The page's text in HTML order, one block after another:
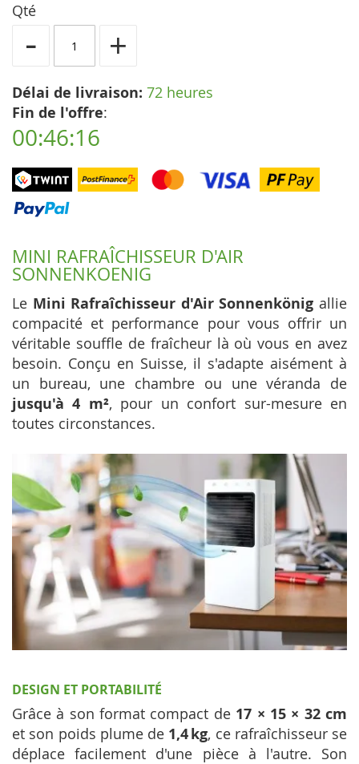
Qté
- +
Délai de livraison: 72 heures
Fin de l'offre:
00:46:16
MINI RAFRAÎCHISSEUR D'AIR
SONNENKOENIG
Le Mini Rafraîchisseur d'Air Sonnenkönig allie
compacité et performance pour vous offrir un
véritable souffle de fraîcheur là où vous en avez
besoin. Conçu en Suisse, il s'adapte aisément à
un bureau, une chambre ou une véranda de
jusqu'à 4 m², pour un confort sur-mesure en
toutes circonstances.
DESIGN ET PORTABILITÉ
Grâce à son format compact de 17 × 15 × 32 cm
et son poids plume de 1,4 kg, ce rafraîchisseur se
déplace facilement d'une pièce à l'autre. Son